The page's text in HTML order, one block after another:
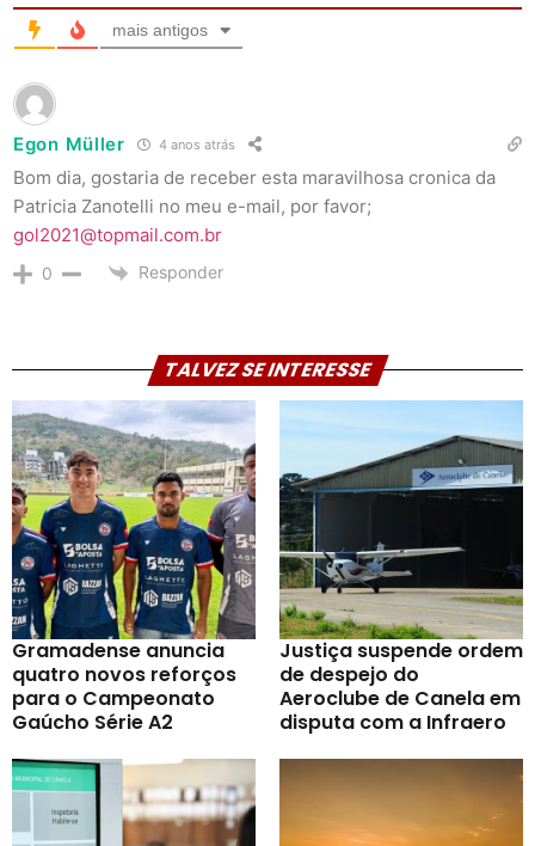
mais antigos
Egon Müller 4 anos atrás
Bom dia, gostaria de receber esta maravilhosa cronica da
Patricia Zanotelli no meu e-mail, por favor;
gol2021@topmail.com.br
0 Responder
TALVEZ SE INTERESSE
Gramadense anuncia
quatro novos reforços
para o Campeonato
Gaúcho Série A2
Justiça suspende ordem
de despejo do
Aeroclube de Canela em
disputa com a Infraero